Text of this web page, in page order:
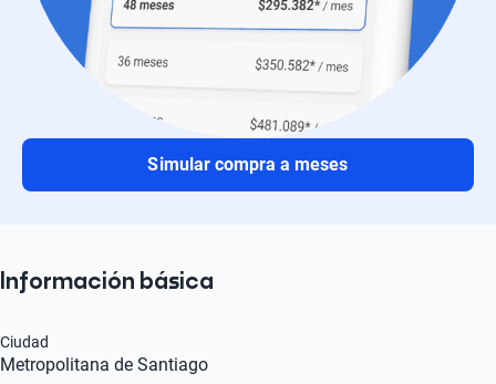
Simular compra a meses
Información básica
Metropolitana de Santiago
Ciudad